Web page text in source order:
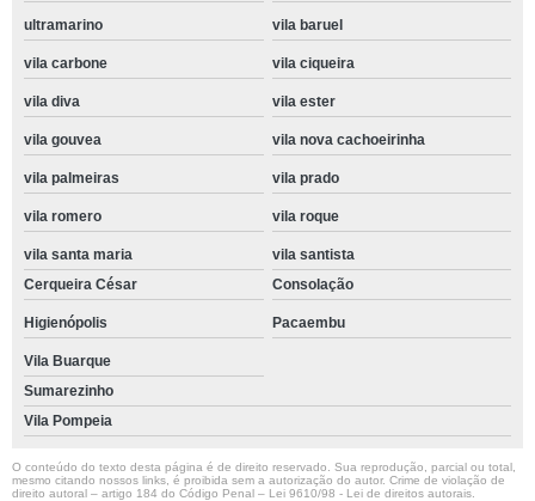
ultramarino vila baruel
vila carbone vila ciqueira
vila diva vila ester
vila gouvea vila nova cachoeirinha
vila palmeiras vila prado
vila romero vila roque
vila santa maria
vila santista
Cerqueira César
Consolação
Higienópolis Pacaembu
Vila Buarque
Sumarezinho
Vila Pompeia
O conteúdo do texto desta página é de direito reservado. Sua reprodução, parcial ou total,
mesmo citando nossos links, é proibida sem a autorização do autor. Crime de violação de
direito autoral – artigo 184 do Código Penal – Lei 9610/98 - Lei de direitos autorais